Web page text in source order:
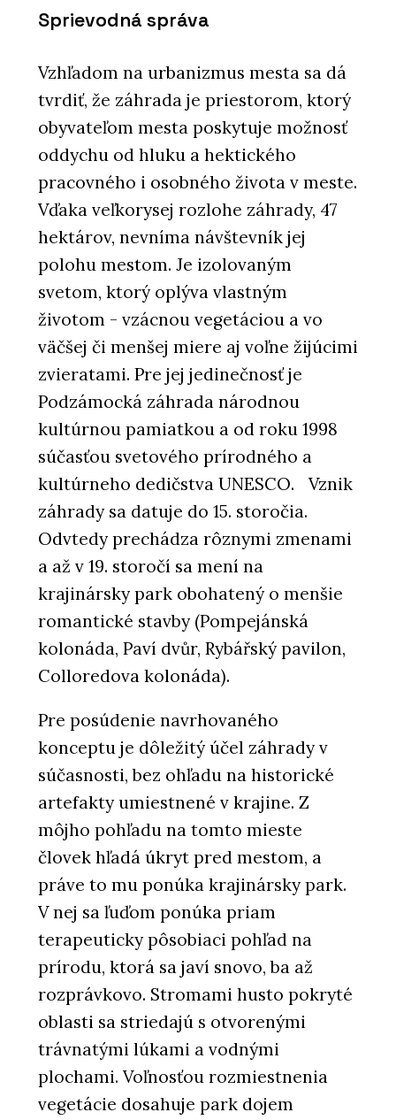
Sprievodná správa
Vzhľadom na urbanizmus mesta sa dá
tvrdiť, že záhrada je priestorom, ktorý
obyvateľom mesta poskytuje možnosť
oddychu od hluku a hektického
pracovného i osobného života v meste.
Vďaka veľkorysej rozlohe záhrady, 47
hektárov, nevníma návštevník jej
polohu mestom. Je izolovaným
svetom, ktorý oplýva vlastným
životom - vzácnou vegetáciou a vo
väčšej či menšej miere aj voľne žijúcimi
zvieratami. Pre jej jedinečnosť je
Podzámocká záhrada národnou
kultúrnou pamiatkou a od roku 1998
súčasťou svetového prírodného a
kultúrneho dedičstva UNESCO. Vznik
záhrady sa datuje do 15. storočia.
Odvtedy prechádza rôznymi zmenami
a až v 19. storočí sa mení na
krajinársky park obohatený o menšie
romantické stavby (Pompejánská
kolonáda, Paví dvůr, Rybářský pavilon,
Colloredova kolonáda).
Pre posúdenie navrhovaného
konceptu je dôležitý účel záhrady v
súčasnosti, bez ohľadu na historické
artefakty umiestnené v krajine. Z
môjho pohľadu na tomto mieste
človek hľadá úkryt pred mestom, a
práve to mu ponúka krajinársky park.
V nej sa ľuďom ponúka priam
terapeuticky pôsobiaci pohľad na
prírodu, ktorá sa javí snovo, ba až
rozprávkovo. Stromami husto pokryté
oblasti sa striedajú s otvorenými
trávnatými lúkami a vodnými
plochami. Voľnosťou rozmiestnenia
vegetácie dosahuje park dojem